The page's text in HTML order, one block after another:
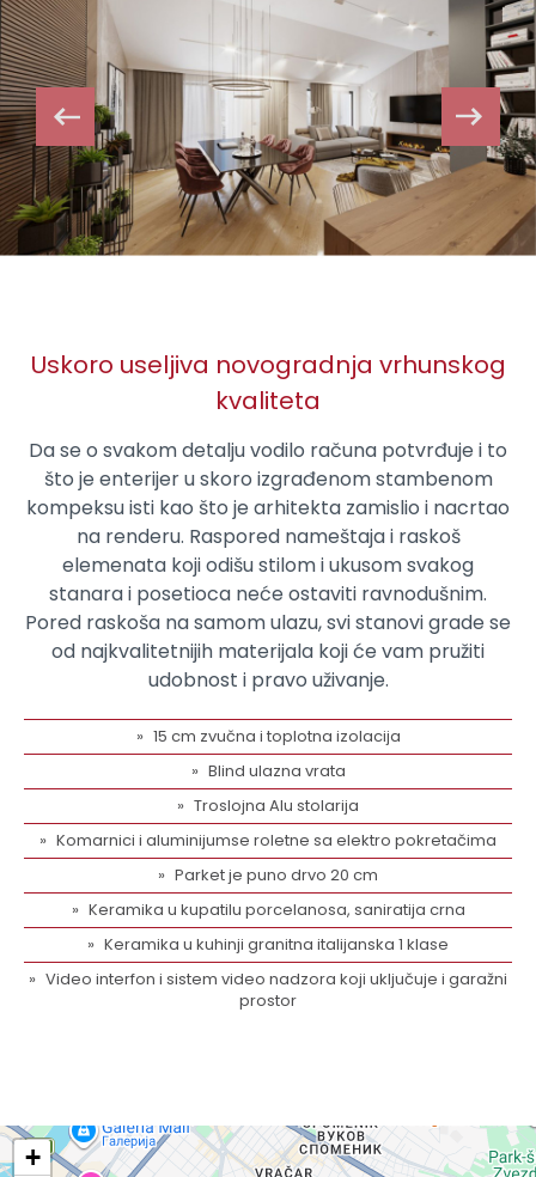
Uskoro useljiva novogradnja vrhunskog
kvaliteta
Da se o svakom detalju vodilo računa potvrđuje i to
što je enterijer u skoro izgrađenom stambenom
kompeksu isti kao što je arhitekta zamislio i nacrtao
na renderu. Raspored nameštaja i raskoš
elemenata koji odišu stilom i ukusom svakog
stanara i posetioca neće ostaviti ravnodušnim.
Pored raskoša na samom ulazu, svi stanovi grade se
od najkvalitetnijih materijala koji će vam pružiti
udobnost i pravo uživanje.
15 cm zvučna i toplotna izolacija
Blind ulazna vrata
Troslojna Alu stolarija
Komarnici i aluminijumse roletne sa elektro pokretačima
Parket je puno drvo 20 cm
Keramika u kupatilu porcelanosa, saniratija crna
Keramika u kuhinji granitna italijanska 1 klase
Video interfon i sistem video nadzora koji uključuje i garažni
prostor
+